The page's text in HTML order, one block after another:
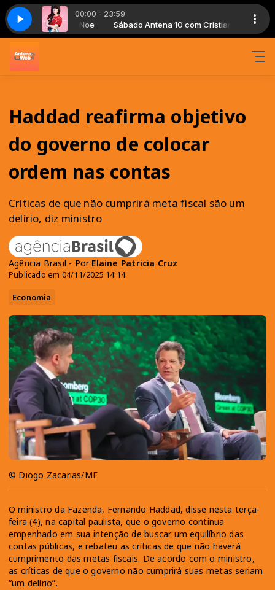
00:00 - 23:59
com Cristiano Noe Sábado Antena 10 com Cristiano Noe
- Call Me Maybe Carly Rae Jepsen - Call Me Maybe
Haddad reafirma objetivo
do governo de colocar
ordem nas contas
Críticas de que não cumprirá meta fiscal são um
delírio, diz ministro
Agência Brasil - Por Elaine Patricia Cruz
Publicado em 04/11/2025 14:14
Economia
© Diogo Zacarias/MF
O ministro da Fazenda, Fernando Haddad, disse nesta terça-
feira (4), na capital paulista, que o governo continua
empenhado em sua intenção de buscar um equilíbrio das
contas públicas, e rebateu as críticas de que não haverá
cumprimento das metas fiscais. De acordo com o ministro,
as críticas de que o governo não cumprirá suas metas seriam
“um delírio”.